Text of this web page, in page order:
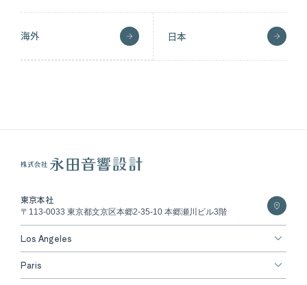
海外 日本
東京本社
〒113-0033 東京都文京区本郷2-35-10 本郷瀬川ビル3階
Los Angeles
Paris